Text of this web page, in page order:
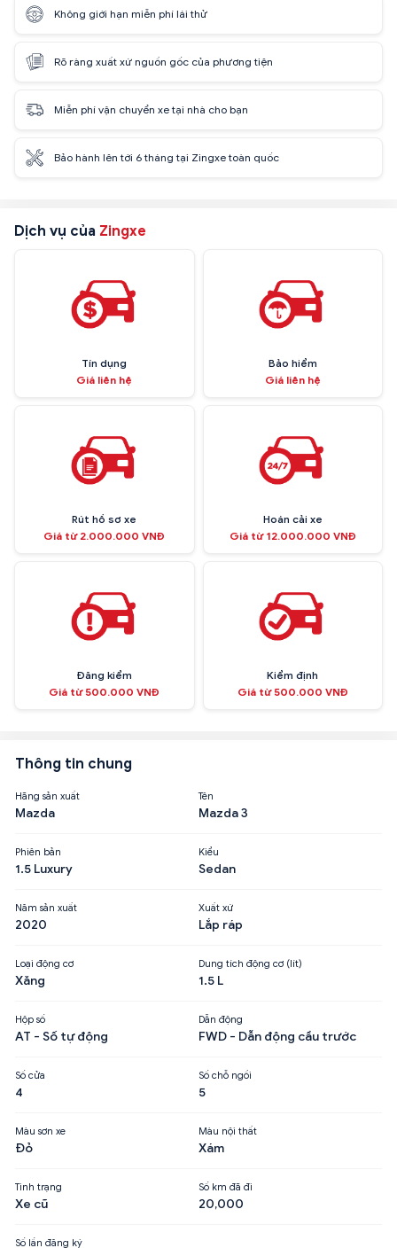
Không giới hạn miễn phí lái thử
Rõ ràng xuất xứ nguồn gốc của phương tiện
Miễn phí vận chuyển xe tại nhà cho bạn
Bảo hành lên tới 6 tháng tại Zingxe toàn quốc
Dịch vụ của Zingxe
Tín dụng
Giá liên hệ
Bảo hiểm
Giá liên hệ
Rút hồ sơ xe
Giá từ 2.000.000 VNĐ
Hoán cải xe
Giá từ 12.000.000 VNĐ
Đăng kiểm
Giá từ 500.000 VNĐ
Kiểm định
Giá từ 500.000 VNĐ
Thông tin chung
Hãng sản xuất
Mazda
Tên
Mazda 3
Phiên bản
1.5 Luxury
Kiểu
Sedan
Năm sản xuất
2020
Xuất xứ
Lắp ráp
Loại động cơ
Xăng
Dung tích động cơ (lít)
1.5 L
Hộp số
AT - Số tự động
Dẫn động
FWD - Dẫn động cầu trước
Số cửa
4
Số chỗ ngồi
5
Màu sơn xe
Đỏ
Màu nội thất
Xám
Tình trạng
Xe cũ
Số km đã đi
20,000
Số lần đăng ký